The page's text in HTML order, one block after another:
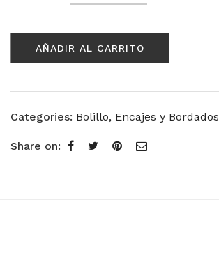
Modelo
con
Cáliz
588
AÑADIR AL CARRITO
Categories: Bolillo, Encajes y Bordados
Share on: